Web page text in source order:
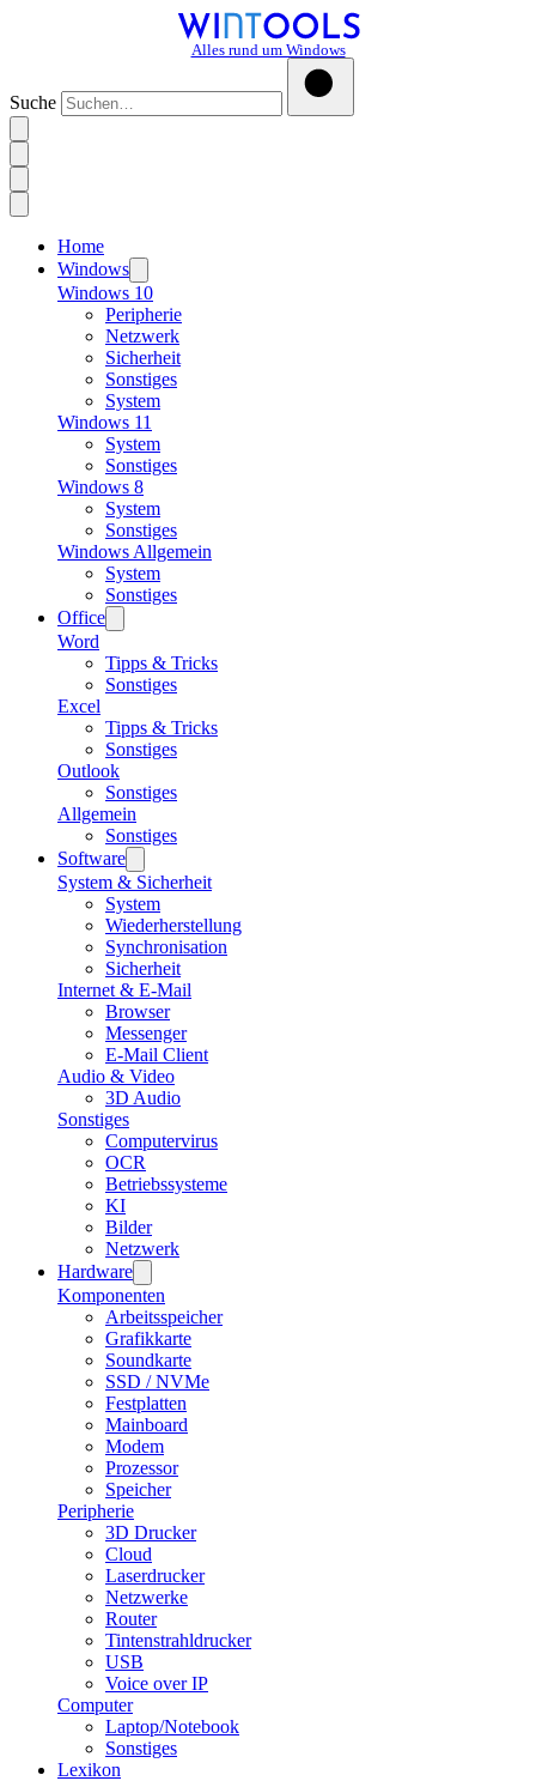
Alles rund um Windows
Suche
Home
Windows
Windows 10
Peripherie
Netzwerk
Sicherheit
Sonstiges
System
Windows 11
System
Sonstiges
Windows 8
System
Sonstiges
Windows Allgemein
System
Sonstiges
Office
Word
Tipps & Tricks
Sonstiges
Excel
Tipps & Tricks
Sonstiges
Outlook
Sonstiges
Allgemein
Sonstiges
Software
System & Sicherheit
System
Wiederherstellung
Synchronisation
Sicherheit
Internet & E-Mail
Browser
Messenger
E-Mail Client
Audio & Video
3D Audio
Sonstiges
Computervirus
OCR
Betriebssysteme
KI
Bilder
Netzwerk
Hardware
Komponenten
Arbeitsspeicher
Grafikkarte
Soundkarte
SSD / NVMe
Festplatten
Mainboard
Modem
Prozessor
Speicher
Peripherie
3D Drucker
Cloud
Laserdrucker
Netzwerke
Router
Tintenstrahldrucker
USB
Voice over IP
Computer
Laptop/Notebook
Sonstiges
Lexikon